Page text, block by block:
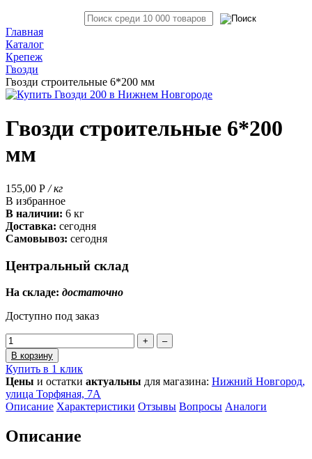
Главная
Каталог
Крепеж
Гвозди
Гвозди строительные 6*200 мм
Гвозди строительные 6*200
мм
155,00 Р / кг
В избранное
В наличии: 6 кг
Доставка: сегодня
Самовывоз: сегодня
Центральный склад
На складе: достаточно
Доступно под заказ
+
–
В корзину
Купить в 1 клик
Цены и остатки актуальны для магазина: Нижний Новгород,
улица Торфяная, 7А
Описание Характеристики Отзывы Вопросы Аналоги
Описание